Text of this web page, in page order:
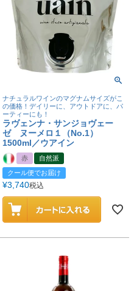
ナチュラルワインのマグナムサイズがこ
の価格！デイリーに、アウトドアに、パ
ーティーにも！
ラヴェンナ・サンジョヴェー
ゼ ヌーメロ１（No.1）
1500ml／ウアイン
赤
自然派
クール便でお届け
¥3,740税込